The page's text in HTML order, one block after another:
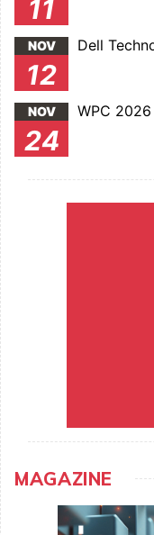
11
NOV
12
Dell
NOV
24
WPC 2026
MAGAZINE